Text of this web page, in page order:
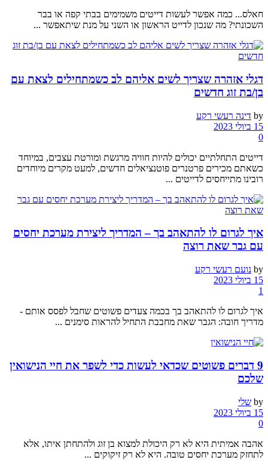
חאלס... כמה אפשר לעשות דייטים משמימים בבתי קפה או בבר
השכונתי? מה שנכון לדייט הראשון או השני על מנת שיתאפשר ...
דגלי אזהרה שצריך לשים אליהם לב כשמתחילים לצאת עם
בן/בת זוג חדשים
by דינה רעשי רקע
15 ביולי 2023
0
דייטים התחלתיים יכולים להיות חוויה מרגשת ומורטת עצבים, במיוחד
כשאתם מכירים פרטנרים פוטנציאלים חדשים, למעט מקרים מיוחדים
רובינו מתייחסים לדייטים ...
איך לגרום לו להתאהב בך – המדריך ליצירת מערכת יחסים
עם גבר שאת רוצה
by נועם רעשי רקע
15 ביולי 2023
1
איך לגרום לו להתאהב בך בכמה צעדים פשוטים שחבל לפסס אותם -
מדריך חובה: הגבר שאת מחבבת התחיל להראות סימנים ...
9 דברים פשוטים שכדאי לעשות כדי לשפר את חיי הנישואין
שלכם
by שלי
15 ביולי 2023
0
אהבה אמיתית היא לא רק היכולת למצוא בן זוג ולהתחתן איתו, אלא
לתחזק מערכת יחסים טובה. היא לא רק זיקוקים ...